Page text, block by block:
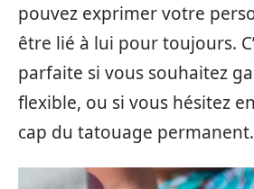
pouvez exprimer votre
être lié à lui pour toujours.
parfaite si vous souhaitez
flexible, ou si vous hésitez
cap du tatouage permanent.